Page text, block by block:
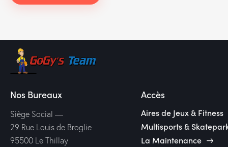
Nos Bureaux
Siège Social —
29 Rue Louis de Broglie
95500 Le Thillay
Accès
Aires de Jeux & Fitness
Multisports &
La Maintenance